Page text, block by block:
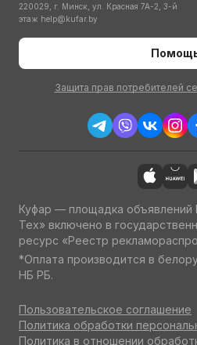
220029, г. Минск, ул. Красная 7А-2, 3-й
этаж help@kufar.by
Защита прав потребителей
Куфар — площадка
Тех» включено в
ресурс «Реестр
*Оплата производится в
НБ РБ.
Пользовательское соглашение
Политика обработки
Политика в отношении